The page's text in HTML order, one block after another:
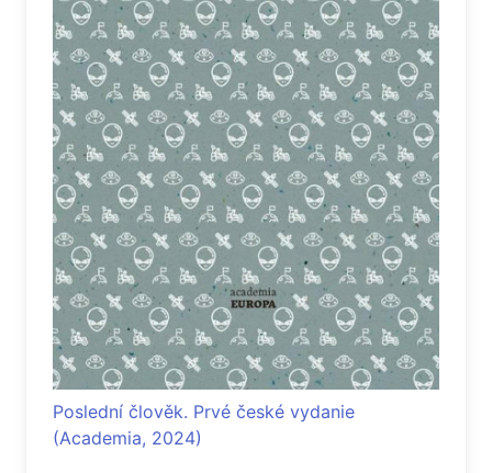
Poslední člověk. Prvé české vydanie
(Academia, 2024)